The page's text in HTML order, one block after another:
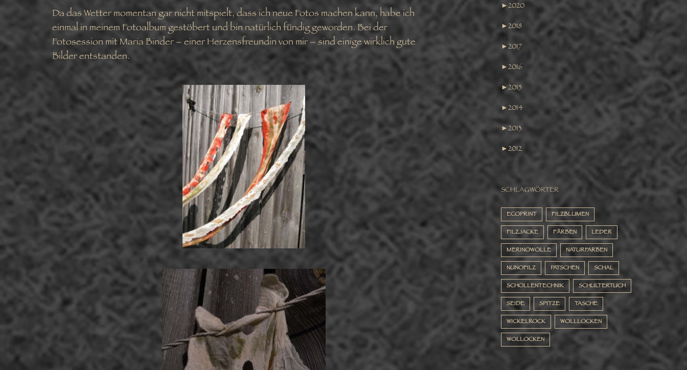
Da das Wetter momentan gar nicht mitspielt, dass ich neue Fotos machen kann, habe ich
einmal in meinem Fotoalbum gestöbert und bin natürlich fündig geworden. Bei der
Fotosession mit Maria Binder – einer Herzensfreundin von mir – sind einige wirklich gute
Bilder entstanden.
►2020
►2018
►2017
►2016
►2015
►2014
►2013
►2012
SCHLAGWÖRTER
ECOPRINT FILZBLUMEN
FILZJACKE FÄRBEN LEDER
MERINOWOLLE NATURFARBEN
NUNOFILZ PATSCHEN SCHAL
SCHOLLENTECHNIK SCHULTERTUCH
SEIDE SPITZE TASCHE
WICKELROCK WOLLLOCKEN
WOLLOCKEN